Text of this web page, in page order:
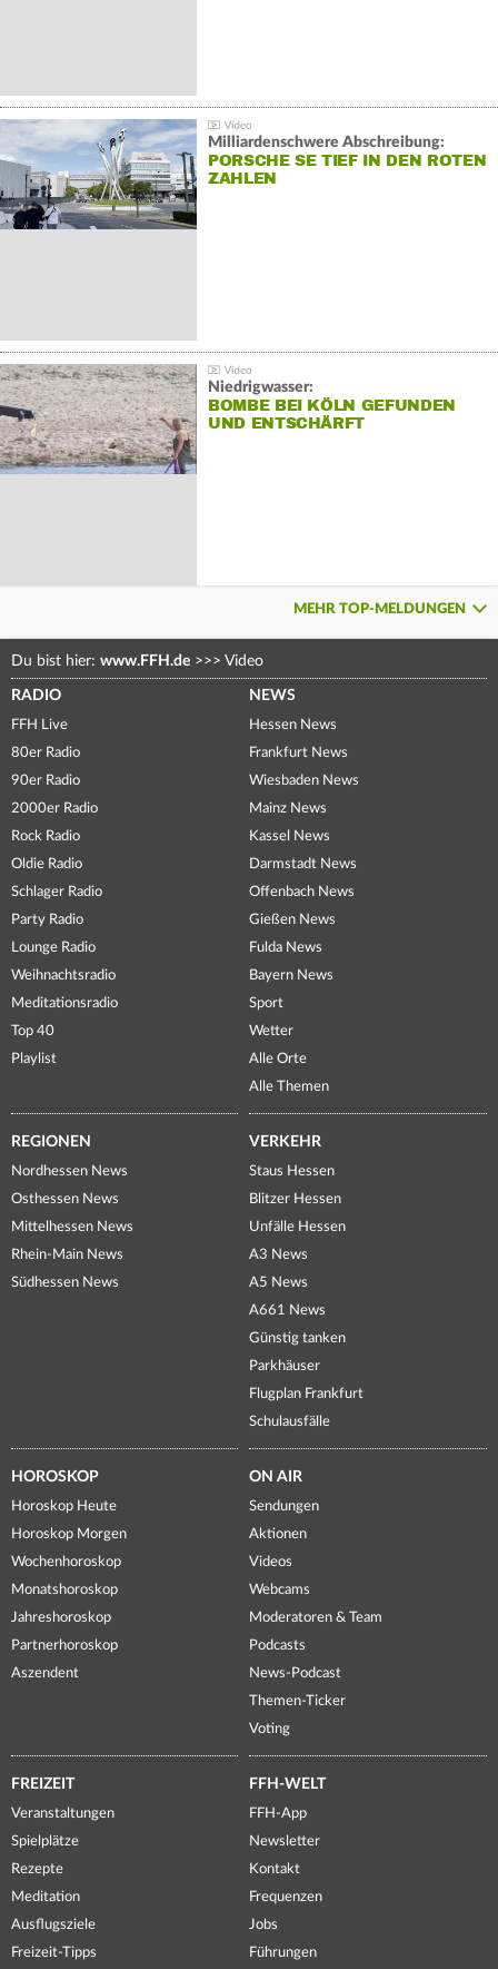
Milliardenschwere Abschreibung:
PORSCHE SE TIEF IN DEN ROTEN
ZAHLEN
Niedrigwasser:
BOMBE BEI KÖLN GEFUNDEN
UND ENTSCHÄRFT
MEHR TOP-MELDUNGEN
Du bist hier: www.FFH.de >>> Video
RADIO
FFH Live
80er Radio
90er Radio
2000er Radio
Rock Radio
Oldie Radio
Schlager Radio
Party Radio
Lounge Radio
Weihnachtsradio
Meditationsradio
Top 40
Playlist
NEWS
Hessen News
Frankfurt News
Wiesbaden News
Mainz News
Kassel News
Darmstadt News
Offenbach News
Gießen News
Fulda News
Bayern News
Sport
Wetter
Alle Orte
Alle Themen
REGIONEN
Nordhessen News
Osthessen News
Mittelhessen News
Rhein-Main News
Südhessen News
VERKEHR
Staus Hessen
Blitzer Hessen
Unfälle Hessen
A3 News
A5 News
A661 News
Günstig tanken
Parkhäuser
Flugplan Frankfurt
Schulausfälle
HOROSKOP
Horoskop Heute
Horoskop Morgen
Wochenhoroskop
Monatshoroskop
Jahreshoroskop
Partnerhoroskop
Aszendent
ON AIR
Sendungen
Aktionen
Videos
Webcams
Moderatoren & Team
Podcasts
News-Podcast
Themen-Ticker
Voting
FREIZEIT
Veranstaltungen
Spielplätze
Rezepte
Meditation
Ausflugsziele
Freizeit-Tipps
FFH-WELT
FFH-App
Newsletter
Kontakt
Frequenzen
Jobs
Führungen